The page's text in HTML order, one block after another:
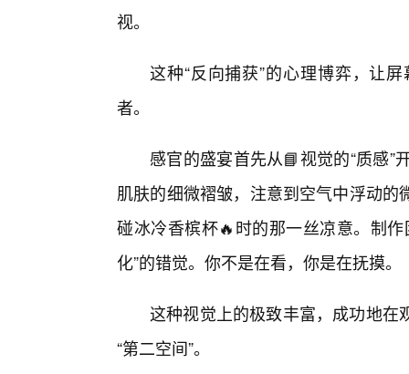
视。
这种“反向捕获”的心理博弈，让
者。
感官的盛宴首先从📘视觉的“质感
肌肤的细微褶皱，注意到空气中浮动
碰冰冷香槟杯🔥时的那一丝凉意。制
化”的错觉。你不是在看，你是在抚摸。
这种视觉上的极致丰富，成功地在
“第二空间”。